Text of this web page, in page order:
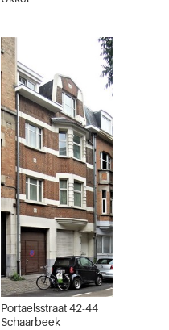
Portaelsstraat 42-44
Schaarbeek